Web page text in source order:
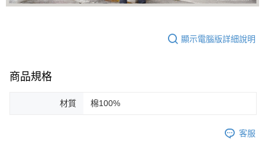
顯示電腦版詳細說明
商品規格
材質 棉100%
客服